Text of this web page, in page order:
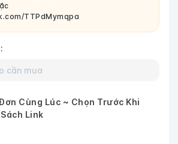
TTPdMymqpa
Cùng Lúc ~ Chọn Trước Khi
Link